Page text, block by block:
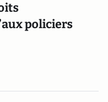
policiers